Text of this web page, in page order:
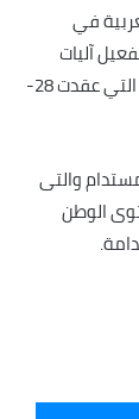
في
آليات
عمل الإتحادات لخدمة العمل العربي المشترك. وسستهل الإجتماع بمتابعة تنفيذ توصيات الدورة الخامسة التي عقدت 28-
والتى
الوطن